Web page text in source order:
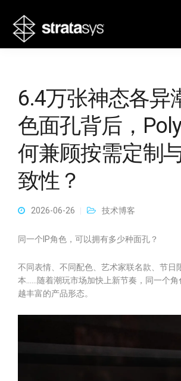
6.4万张神态各异
色面孔背后，
何兼顾按需定制
致性？
2026-06-26 技术博客
同一个IP角色，可以拥有多少种面孔？
不同表情、不同配色、艺术家联名款、节日
本……随着潮玩市场加快上新节奏，同一个
越丰富的产品形态。